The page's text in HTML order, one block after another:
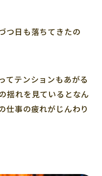
つ日も落ちてきたの
てテンションもあがる
揺れを見ているとなん
仕事の疲れがじんわり